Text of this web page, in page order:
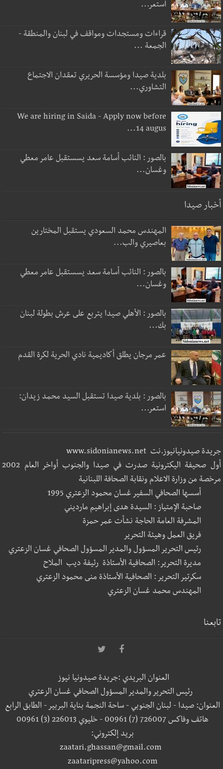
استعر...
قراءات ومستجدات ومواقف في لبنان والمنطقة -
الجمعة ...
بلدية صيدا ومؤسسة الحريري تعقدان الاجتماع
التشاوري...
We are hiring in Saida - Apply now before
14 augus...
بالصور : النائب أسامة سعد يسستقبل عامر معطي
وغسان...
أخبار صيدا
المهندس محمد السعودي يستقبل المختارين
بعاصيري والب...
بالصور : النائب أسامة سعد يسستقبل عامر معطي
وغسان...
بالصور : الأهلي صيدا يتربع على عرش بطولة لبنان
بك...
عمر مرجان يطلق أكاديمية نادي الحرية لكرة القدم
بالصور : بلدية صيدا تستقبل السيد محمد زيدان:
استعر...
جريدة صيدونيانيوز.نت www.sidonianews.net
أول صحيفة اليكترونية صدرت في صيدا والجنوب أواخر العام 2002
مرخصة من وزارة الاعلام ونقابة الصحافة اللبنانية
أسسها الصحافي السفير غسان محمود الزعتري 1995
صاحبة الإمتياز : السيدة هدى إبراهيم مارديني
المشرفة العامة الحاجة نشأت عمر حمزة
فريق العمل وهيئة التحرير
رئيس التحرير المسؤول والمدير المسؤول الصحافي غسان الزعتري
مديرة التحرير: الصحافية الأستاذة رئيفة ديب الملاح
سكرتير التحرير : الصحافية الأستاذة منى محمود الزعتري
المهندس محمد غسان الزعتري
تابعنا
العنوان البريدي :جريدة صيدونيا نيوز
رئيس التحرير والمدير المسؤول الصحافي غسان الزعتري
العنوان: صيدا - لبنان الجنوبي - ساحة النجمة بناية البربير - الطابق الرابع
هاتف وفاكس 726007 (7) 00961 - خليوي 226013 (3) 00961
بريد إلكتروني:
zaatari.ghassan@gmail.com
zaataripress@yahoo.com